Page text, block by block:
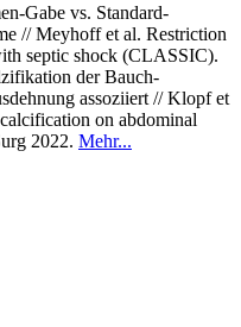
Gabe vs. Standard-
// Meyhoff et al. Restriction
septic shock (CLASSIC).
der Bauch-
assoziiert // Klopf et
on abdominal
2022. Mehr...